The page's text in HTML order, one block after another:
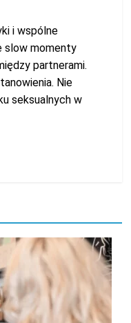
i wspólne
slow momenty
partnerami.
Nie
seksualnych w